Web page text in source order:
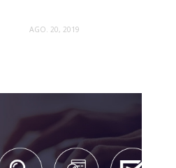
AGO. 20, 2019